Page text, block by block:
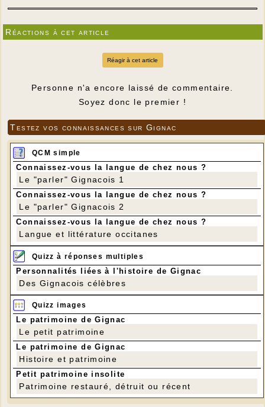
Réactions à cet article
Réagir à cet article
Personne n'a encore laissé de commentaire.
Soyez donc le premier !
Testez vos connaissances sur Gignac
QCM simple
Connaissez-vous la langue de chez nous ?
Le "parler" Gignacois 1
Connaissez-vous la langue de chez nous ?
Le "parler" Gignacois 2
Connaissez-vous la langue de chez nous ?
Langue et littérature occitanes
Quizz à réponses multiples
Personnalités liées à l'histoire de Gignac
Des Gignacois célèbres
Quizz images
Le patrimoine de Gignac
Le petit patrimoine
Le patrimoine de Gignac
Histoire et patrimoine
Petit patrimoine insolite
Patrimoine restauré, détruit ou récent